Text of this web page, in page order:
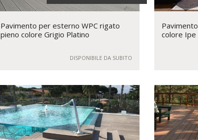
Pavimento per esterno WPC rigato
pieno colore Grigio Platino
DISPONIBILE DA SUBITO
colore Ipe